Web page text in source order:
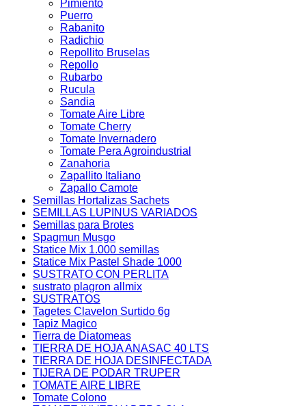
Pimiento
Puerro
Rabanito
Radichio
Repollito Bruselas
Repollo
Rubarbo
Rucula
Sandia
Tomate Aire Libre
Tomate Cherry
Tomate Invernadero
Tomate Pera Agroindustrial
Zanahoria
Zapallito Italiano
Zapallo Camote
Semillas Hortalizas Sachets
SEMILLAS LUPINUS VARIADOS
Semillas para Brotes
Spagmun Musgo
Statice Mix 1.000 semillas
Statice Mix Pastel Shade 1000
SUSTRATO CON PERLITA
sustrato plagron allmix
SUSTRATOS
Tagetes Clavelon Surtido 6g
Tapiz Magico
Tierra de Diatomeas
TIERRA DE HOJA ANASAC 40 LTS
TIERRA DE HOJA DESINFECTADA
TIJERA DE PODAR TRUPER
TOMATE AIRE LIBRE
Tomate Colono